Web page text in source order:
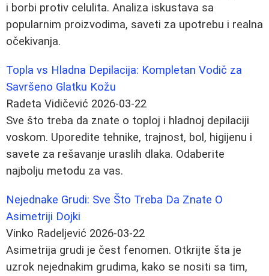
i borbi protiv celulita. Analiza iskustava sa
popularnim proizvodima, saveti za upotrebu i realna
očekivanja.
Topla vs Hladna Depilacija: Kompletan Vodič za
Savršeno Glatku Kožu
Radeta Vidičević 2026-03-22
Sve što treba da znate o toploj i hladnoj depilaciji
voskom. Uporedite tehnike, trajnost, bol, higijenu i
savete za rešavanje uraslih dlaka. Odaberite
najbolju metodu za vas.
Nejednake Grudi: Sve Što Treba Da Znate O
Asimetriji Dojki
Vinko Radeljević 2026-03-22
Asimetrija grudi je čest fenomen. Otkrijte šta je
uzrok nejednakim grudima, kako se nositi sa tim,